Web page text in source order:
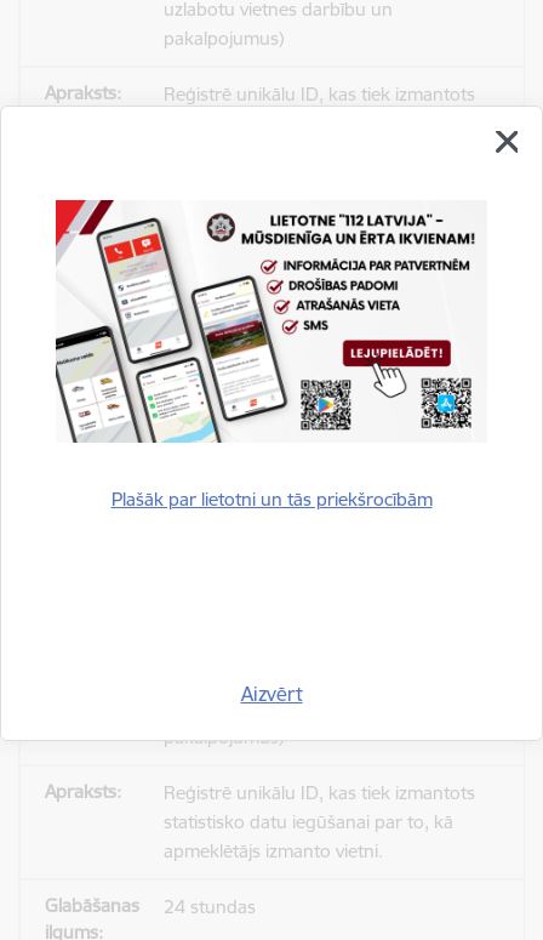
Plašāk par lietotni un tās priekšrocībām
Aizvērt
uzlabotu vietnes darbību un
pakalpojumus)
Reģistrē unikālu ID, kas tiek izmantots
_gat
Statistikas sīkdatnes (nepieciešamas, lai
uzlabotu vietnes darbību un
pakalpojumus)
pieprasījuma līmeni.
uzlabotu vietnes darbību un
pakalpojumus)
Reģistrē unikālu ID, kas tiek izmantots
statistisko datu iegūšanai par to, kā
apmeklētājs izmanto vietni.
24 stundas